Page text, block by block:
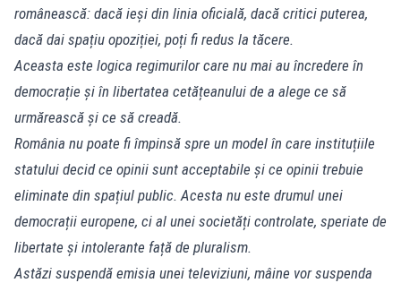
românească: dacă ieși din linia oficială, dacă critici puterea,
dacă dai spațiu opoziției, poți fi redus la tăcere.
Aceasta este logica regimurilor care nu mai au încredere în
democrație și în libertatea cetățeanului de a alege ce să
urmărească și ce să creadă.
România nu poate fi împinsă spre un model în care instituțiile
statului decid ce opinii sunt acceptabile și ce opinii trebuie
eliminate din spațiul public. Acesta nu este drumul unei
democrații europene, ci al unei societăți controlate, speriate de
libertate și intolerante față de pluralism.
Astăzi suspendă emisia unei televiziuni, mâine vor suspenda